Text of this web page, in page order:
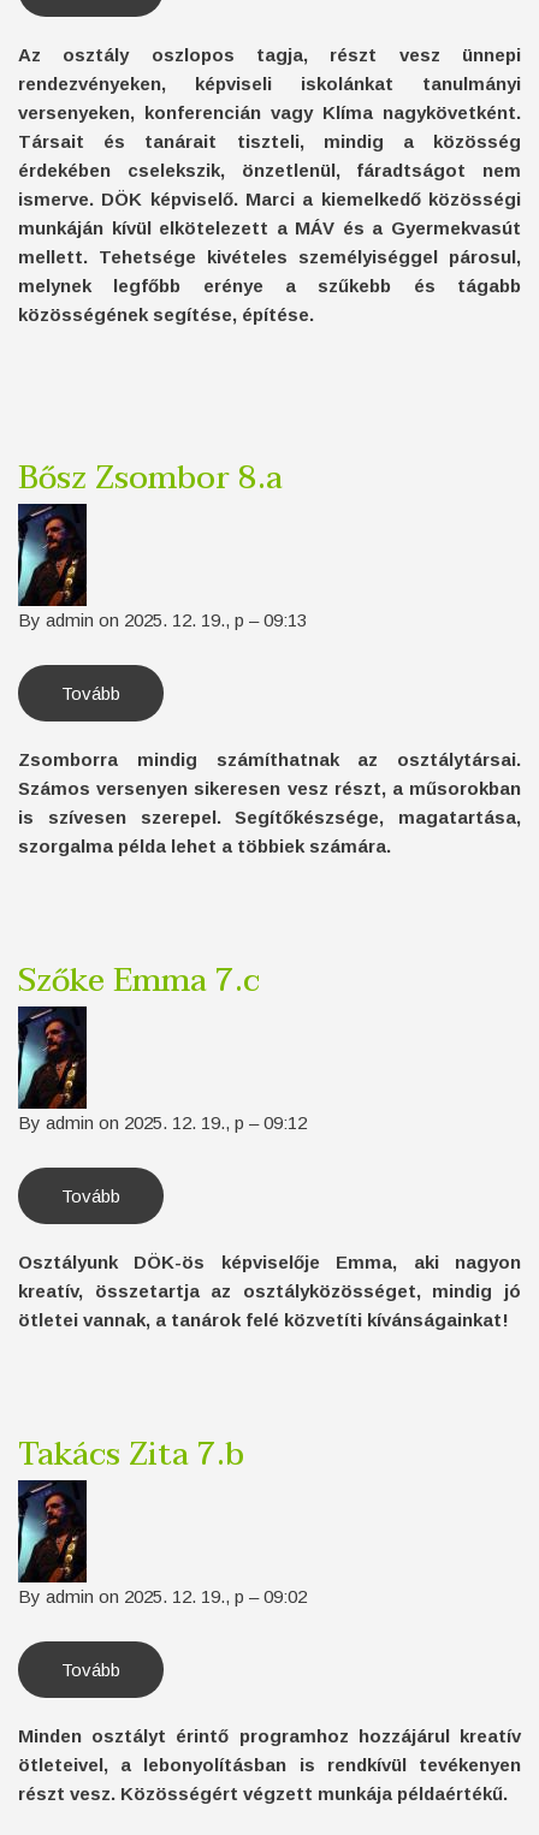
Márton
Az osztály oszlopos tagja, részt vesz ünnepi
rendezvényeken, képviseli iskolánkat tanulmányi
versenyeken, konferencián vagy Klíma nagykövetként.
Társait és tanárait tiszteli, mindig a közösség
érdekében cselekszik, önzetlenül, fáradtságot nem
ismerve. DÖK képviselő. Marci a kiemelkedő közösségi
munkáján kívül elkötelezett a MÁV és a Gyermekvasút
mellett. Tehetsége kivételes személyiséggel párosul,
melynek legfőbb erénye a szűkebb és tágabb
közösségének segítése, építése.
Bősz Zsombor 8.a
By admin on 2025. 12. 19., p – 09:13
Tovább (Bősz
Zsombor
Zsomborra mindig számíthatnak az osztálytársai.
Számos versenyen sikeresen vesz részt, a műsorokban
is szívesen szerepel. Segítőkészsége, magatartása,
szorgalma példa lehet a többiek számára.
Szőke Emma 7.c
By admin on 2025. 12. 19., p – 09:12
Tovább (Szőke
Emma
Osztályunk DÖK-ös képviselője Emma, aki nagyon
kreatív, összetartja az osztályközösséget, mindig jó
ötletei vannak, a tanárok felé közvetíti kívánságainkat!
Takács Zita 7.b
By admin on 2025. 12. 19., p – 09:02
Tovább (Takács
Minden osztályt érintő programhoz hozzájárul kreatív
ötleteivel, a lebonyolításban is rendkívül tevékenyen
részt vesz. Közösségért végzett munkája példaértékű.